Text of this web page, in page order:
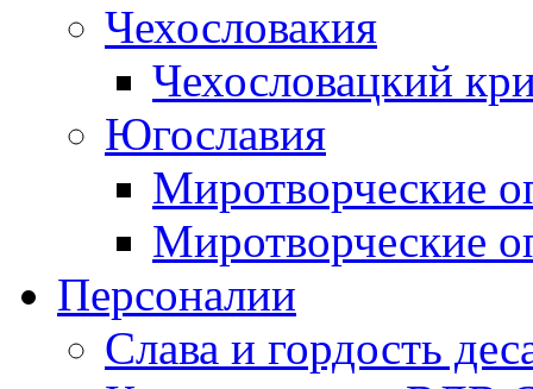
Чехословакия
Чехословацкий
Югославия
Миротворческие
Миротворческие
Персоналии
Слава и гордость